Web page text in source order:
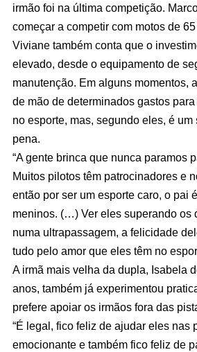
irmão foi na última competição.
começar a competir com motos de
Viviane também conta que o
elevado, desde o equipamento de
manutenção. Em alguns momentos,
de mão de determinados gastos
no esporte, mas, segundo eles, é
pena.
“A gente brinca que nunca paramos
Muitos pilotos têm patrocinadores e
então por ser um esporte caro, o pai
meninos. (…) Ver eles superando os
numa ultrapassagem, a felicidade
tudo pelo amor que eles têm no
A irmã mais velha da dupla, Isabela
anos, também já experimentou
prefere apoiar os irmãos fora das
“É legal, fico feliz de ajudar eles nas
emocionante e também fico feliz de